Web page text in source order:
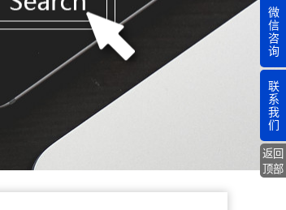
微
信
咨
询
联
系
我
们
返回
顶部